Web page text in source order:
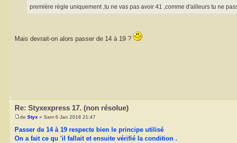
première règle uniquement ,tu ne vas pas avoir 41 ,comme d'ailleurs tu ne
Mais devrait-on alors passer de 14 à 19 ?
Re: Styxexpress 17. (non résolue)
de Styx » Sam 6 Jan 2018 21:47
Passer de 14 à 19 respecte bien le principe utilisé
On a fait ce qu 'il fallait et ensuite vérifié la condition .